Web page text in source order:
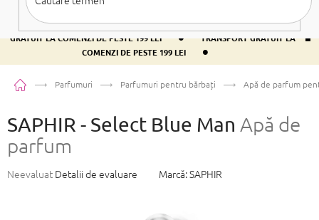
TRANSPORT GRATUIT LA COMENZI DE PESTE 199 LEI •
TRANSPORT
GRATUIT LA COMENZI DE PESTE 199 LEI
•
TRANSPORT GRATUIT LA
COMENZI DE PESTE 199 LEI
•
Acasă Parfumuri Parfumuri pentru bărbați Apă de parfum
SAPHIR - Select Blue Man Apă de
parfum
Evaluarea
Neevaluat Detalii de evaluare Marcă:SAPHIR